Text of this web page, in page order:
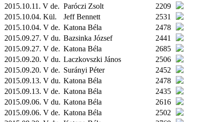
2015.10.11. V de. Paróczi Zsolt
2209
2015.10.04. Kül. Jeff Bennett
2531
2015.10.04. V de. Katona Béla
2478
2015.09.27. V du. Bazsinka József
2441
2015.09.27. V de. Katona Béla
2685
2015.09.20. V du. Laczkovszki János
2506
2015.09.20. V de. Surányi Péter
2452
2015.09.13. V du. Katona Béla
2478
2015.09.13. V de. Katona Béla
2435
2015.09.06. V du. Katona Béla
2616
2015.09.06. V de. Katona Béla
2502